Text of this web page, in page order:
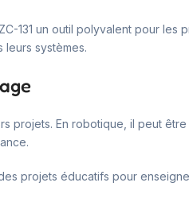
131 un outil polyvalent pour
systèmes.
projets. En robotique, il peut
projets éducatifs pour